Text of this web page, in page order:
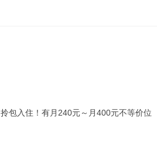
包入住！有月240元～月400元不等价位